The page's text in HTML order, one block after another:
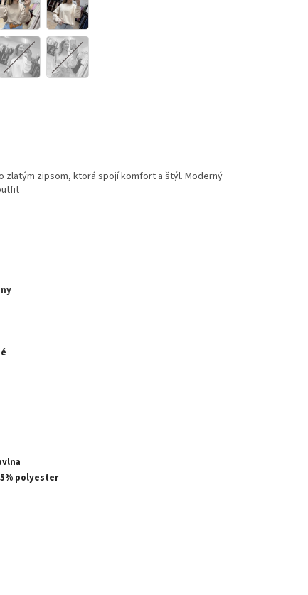
zlatým zipsom, ktorá spojí komfort a štýl. Moderný
polyester